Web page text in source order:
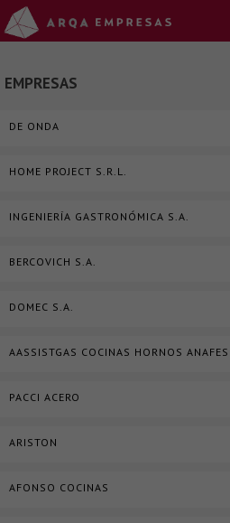
EMPRESAS
DE ONDA
HOME PROJECT S.R.L.
INGENIERÍA GASTRONÓMICA S.A.
BERCOVICH S.A.
DOMEC S.A.
AASSISTGAS COCINAS HORNOS
PACCI ACERO
ARISTON
AFONSO COCINAS